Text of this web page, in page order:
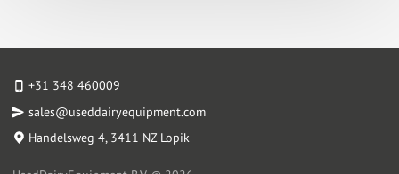
+31 348 460009
sales@useddairyequipment.com
Handelsweg 4, 3411 NZ Lopik